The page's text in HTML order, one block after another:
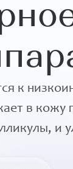
к
в кожу
и